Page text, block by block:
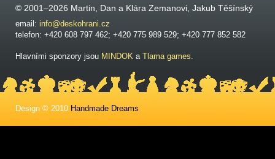
© 2001–2026 Martin, Dan a Klára Zemanovi, Jakub Těšínský
email: info@deskohrani.cz
telefon: +420 608 797 462; +420 775 989 529; +420 777 852 582
Hlavními sponzory jsou MINDOK a Tlama games.
Design © 2010 Handmade Dreams